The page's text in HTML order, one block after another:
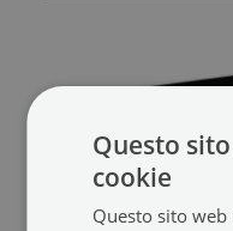
Questo
cookie
Questo sito